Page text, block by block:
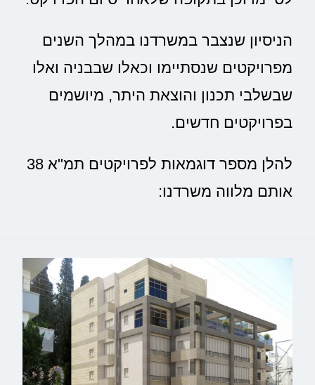
הניסיון שנצבר במשרדנו במהלך השנים
מפרויקטים שנסתיימו וכאלו שבבניה ואלו
שבשלבי תכנון והוצאת היתר, מיושמים
בפרויקטים חדשים.
להלן מספר דוגמאות לפרויקטים תמ"א 38
אותם מלווה משרדנו: